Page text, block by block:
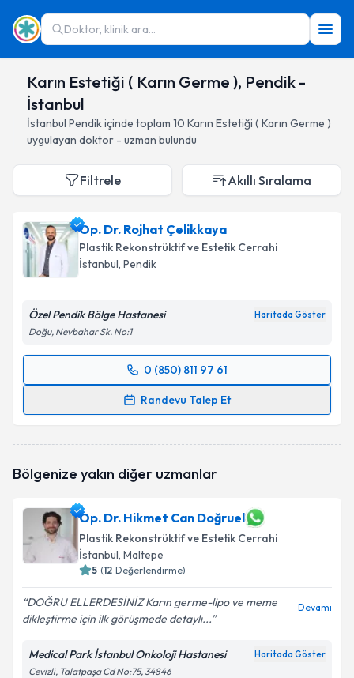
Doktor, klinik ara...
Karın Estetiği ( Karın Germe ), Pendik -
İstanbul
İstanbul Pendikiçinde toplam 10 Karın Estetiği ( Karın Germe )
uygulayan doktor - uzman bulundu
Filtrele Akıllı Sıralama
Op. Dr. Rojhat Çelikkaya
Plastik Rekonstrüktif ve Estetik Cerrahi
İstanbul, Pendik
Özel Pendik Bölge Hastanesi Haritada Göster
Doğu, Nevbahar Sk. No:1
0 (850) 811 97 61
Randevu Talep Et
Randevu Takvimi Talebi
oluşturun. Size bu uzmandan randevu almanız için bir
Kişisel verilerimin işlenmesine ilişkin
Metni'ni okudum ve kişisel verilerimin belirtilen
kapsamda işlenmesini kabul ediyorum.
Takvim Talebini Gönder
Bölgenize yakın diğer uzmanlar
Op. Dr. Hikmet Can Doğruel
Plastik Rekonstrüktif ve Estetik Cerrahi
İstanbul, Maltepe
5 (12 Değerlendirme)
DOĞRU ELLERDESİNİZ Karın germe-lipo ve meme
dikleştirme için ilk görüşmede detaylı...
Devamı
Medical Park İstanbul Onkoloji Hastanesi Haritada Göster
Cevizli, Talatpaşa Cd No:75, 34846